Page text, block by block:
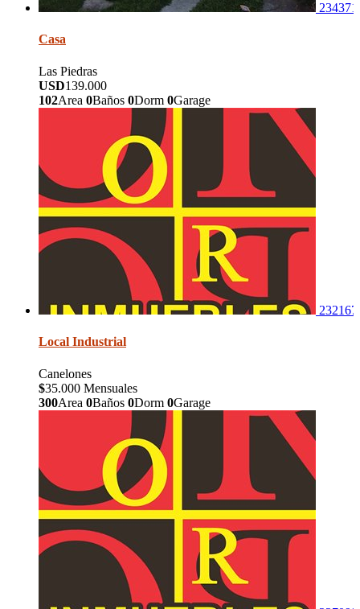
234371
Casa
Las Piedras
USD139.000
102Area 0Baños 0Dorm 0Garage
232167
Local Industrial
Canelones
$35.000 Mensuales
300Area 0Baños 0Dorm 0Garage